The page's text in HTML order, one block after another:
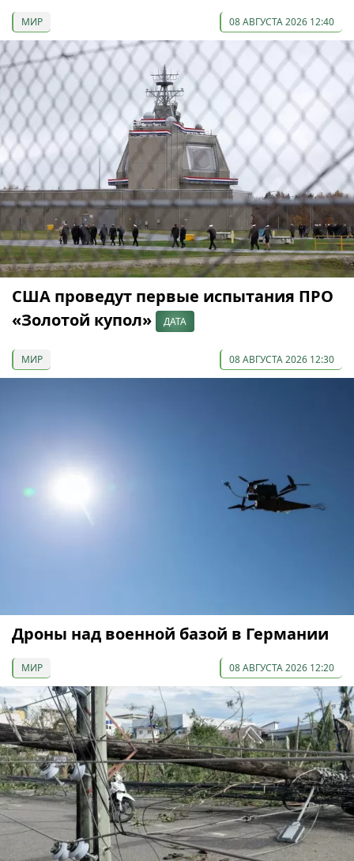
МИР 08 АВГУСТА 2026 12:40
США проведут первые испытания ПРО
«Золотой купол»
ДАТА
МИР 08 АВГУСТА 2026 12:30
Дроны над военной базой в Германии
МИР 08 АВГУСТА 2026 12:20